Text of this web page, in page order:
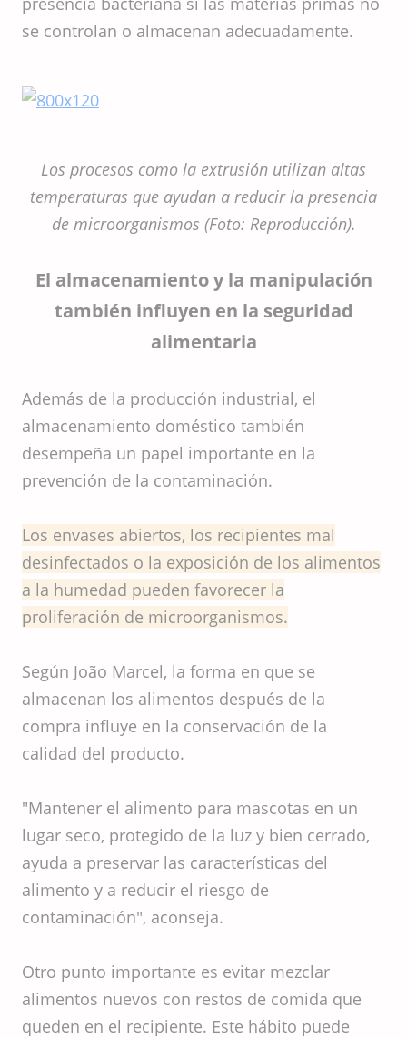
se controlan o almacenan adecuadamente.
Los procesos como la extrusión utilizan altas
temperaturas que ayudan a reducir la presencia
de microorganismos (Foto: Reproducción).
El almacenamiento y la manipulación
también influyen en la seguridad
alimentaria
Además de la producción industrial, el
almacenamiento doméstico también
desempeña un papel importante en la
prevención de la contaminación.
Los envases abiertos, los recipientes mal
desinfectados o la exposición de los alimentos
a la humedad pueden favorecer la
proliferación de microorganismos.
Según João Marcel, la forma en que se
almacenan los alimentos después de la
compra influye en la conservación de la
calidad del producto.
"Mantener el alimento para mascotas en un
lugar seco, protegido de la luz y bien cerrado,
ayuda a preservar las características del
alimento y a reducir el riesgo de
contaminación", aconseja.
Otro punto importante es evitar mezclar
alimentos nuevos con restos de comida que
queden en el recipiente. Este hábito puede